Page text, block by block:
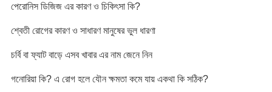
পেরোনিস ডিজিজ এর কারণ ও চিকিৎসা কি?
শ্বেতী রোগের কারণ ও সাধারণ মানুষের ভুল ধারণা
চর্বি বা ফ্যাট বাড়ে এসব খাবার এর নাম জেনে নিন
গনোরিয়া কি? এ রোগ হলে যৌন ক্ষমতা কমে যায় একথা কি সঠিক?